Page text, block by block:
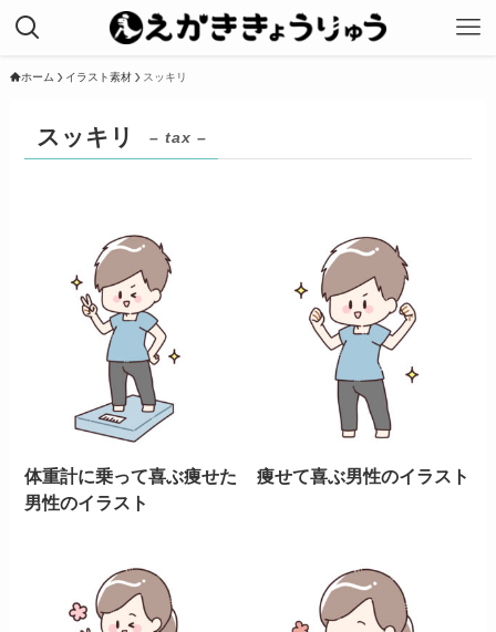
ホーム イラスト素材 スッキリ
スッキリ – tax –
体重計に乗って喜ぶ痩せた
男性のイラスト
痩せて喜ぶ男性のイラスト